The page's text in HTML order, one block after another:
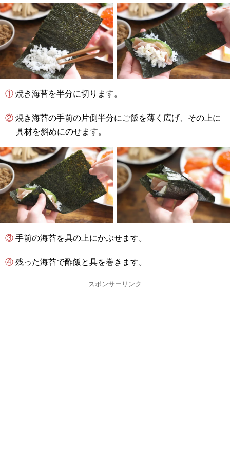
① 焼き海苔を半分に切ります。
② 焼き海苔の手前の片側半分にご飯を薄く広げ、その上に
具材を斜めにのせます。
③ 手前の海苔を具の上にかぶせます。
④ 残った海苔で酢飯と具を巻きます。
スポンサーリンク